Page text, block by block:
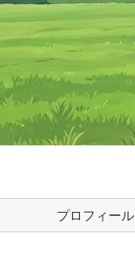
プロフィール